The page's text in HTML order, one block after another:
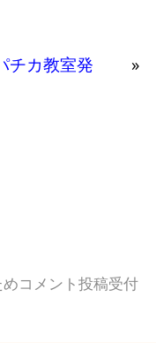
チカ教室発
»
コメント投稿受付